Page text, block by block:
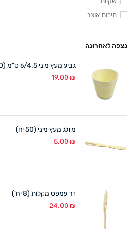
תיבות אוצר
נצפה לאחרונה
גביע מעץ מיני 6/4.5 ס"מ (50 יח')
19.00 ₪
מזלג מעץ מיני (50 יח)
5.00 ₪
זר פמפס מקלות (8 יח')
24.00 ₪